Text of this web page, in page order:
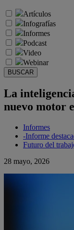
Artículos
Infografías
Informes
Podcast
Video
Webinar
BUSCAR
La
nuevo motor
Informes
-Informe
Futuro del
28 mayo, 2026